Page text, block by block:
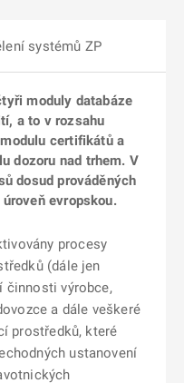
systémů ZP
moduly databáze
a to v rozsahu
certifikátů a
dozoru nad trhem. V
dosud prováděných
evropskou.
procesy
(dále jen
činnosti výrobce,
a dále veškeré
prostředků, které
ustanovení